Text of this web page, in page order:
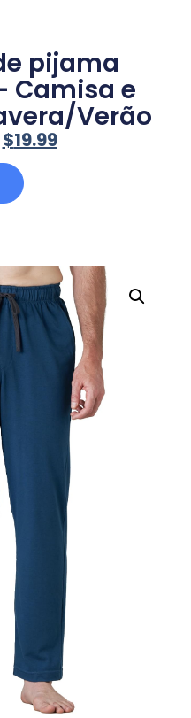
pijama
Camisa e
Verão
$19.99